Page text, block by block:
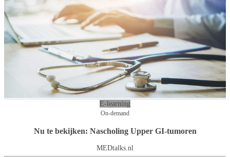
E-learning
On-demand
Nu te bekijken: Nascholing Upper GI-tumoren
MEDtalks.nl